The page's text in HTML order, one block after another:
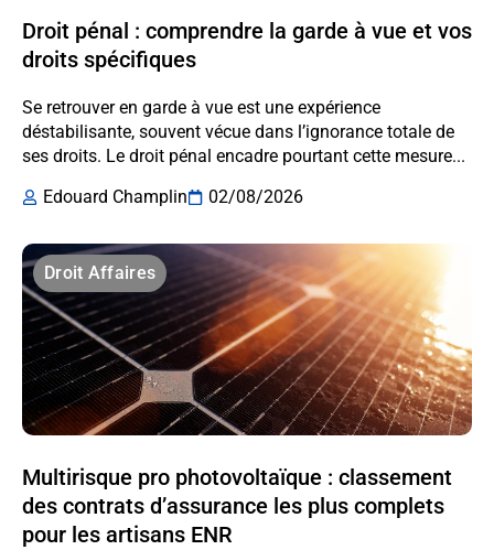
Droit pénal : comprendre la garde à vue et vos
droits spécifiques
Se retrouver en garde à vue est une expérience
déstabilisante, souvent vécue dans l’ignorance totale de
ses droits. Le droit pénal encadre pourtant cette mesure...
Edouard Champlin
02/08/2026
Droit Affaires
Multirisque pro photovoltaïque : classement
des contrats d’assurance les plus complets
pour les artisans ENR